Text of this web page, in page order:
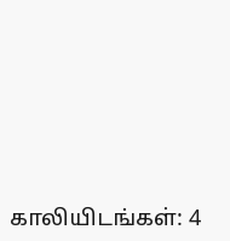
காலியிடங்கள்: 4